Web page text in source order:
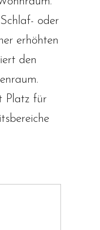
oder
erhöhten
den
Platz für